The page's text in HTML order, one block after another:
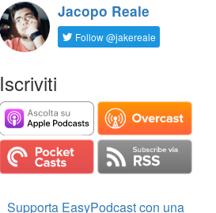
Jacopo Reale
Follow @jakereale
Iscriviti
Supporta EasyPodcast con una